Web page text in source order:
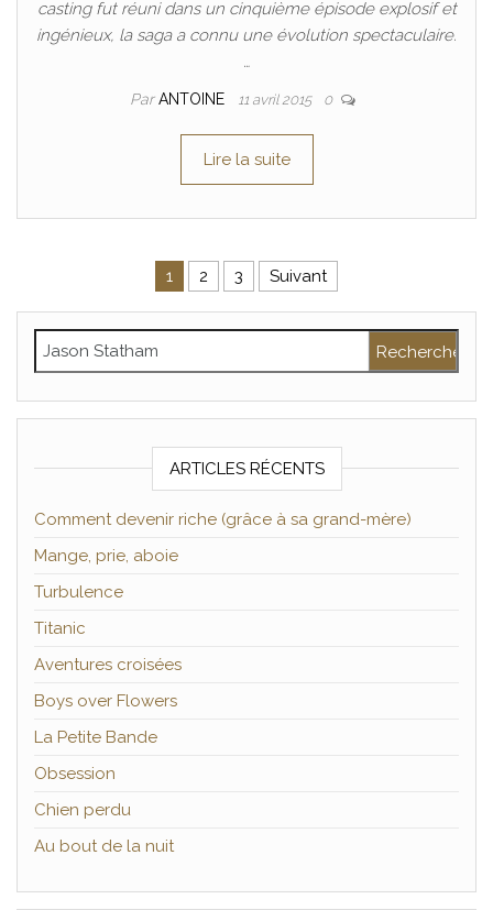
casting fut réuni dans un cinquième épisode explosif et
ingénieux, la saga a connu une évolution spectaculaire.
…
ParANTOINE 11 avril 2015 0
Lire la suite
Pagination des publications
1 2 3 Suivant
Rechercher :
ARTICLES RÉCENTS
Comment devenir riche (grâce à sa grand-mère)
Mange, prie, aboie
Turbulence
Titanic
Aventures croisées
Boys over Flowers
La Petite Bande
Obsession
Chien perdu
Au bout de la nuit